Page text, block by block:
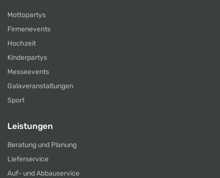
Mottopartys
Firmenevents
Hochzeit
Kinderpartys
Messeevents
Galaveranstaltungen
Sport
Leistungen
Beratung und Planung
Lieferservice
Auf- und Abbauservice